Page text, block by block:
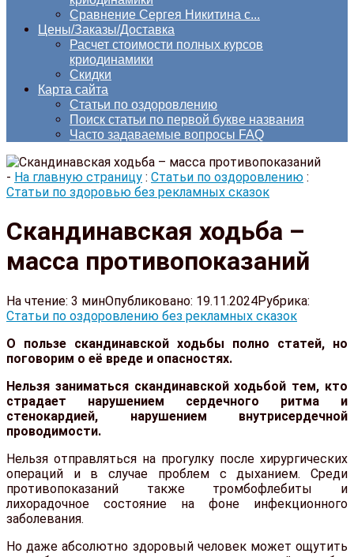
Сравнение Сергея Никитина с...
Цены/Заказы/Доставка
Расчет стоимости полных курсов
криодинамики
Скидки
Карта сайта
Статьи по оздоровлению
Поиск статьи по первой букве названия
Часто задаваемые вопросы FAQ
- На главную страницу : Статьи по оздоровлению :
Статьи по здоровью без рекламных сказок
Скандинавская ходьба –
масса противопоказаний
На чтение: 3 минОпубликовано: 19.11.2024Рубрика:
Статьи по оздоровлению без рекламных сказок
О пользе скандинавской ходьбы полно статей, но
поговорим о её вреде и опасностях.
Нельзя заниматься скандинавской ходьбой тем, кто
страдает нарушением сердечного ритма и
стенокардией, нарушением внутрисердечной
проводимости.
Нельзя отправляться на прогулку после хирургических
операций и в случае проблем с дыханием. Среди
противопоказаний также тромбофлебиты и
лихорадочное состояние на фоне инфекционного
заболевания.
Но даже абсолютно здоровый человек может ощутить